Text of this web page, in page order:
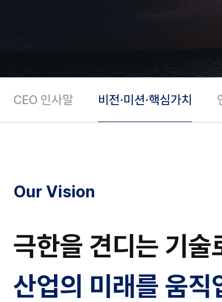
CEO 인사말 비전·미션·핵심가치
Our Vision
극한을 견디는 기술
산업의 미래를 움직